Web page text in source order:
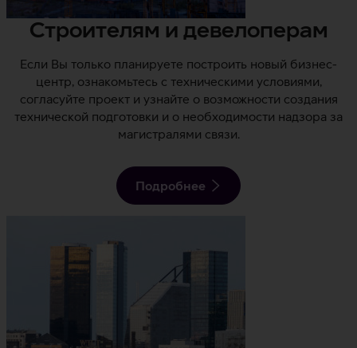
Строителям и девелоперам
Если Вы только планируете построить новый бизнес-
центр, ознакомьтесь с техническими условиями,
согласуйте проект и узнайте о возможности создания
технической подготовки и о необходимости надзора за
магистралями связи.
Подробнее